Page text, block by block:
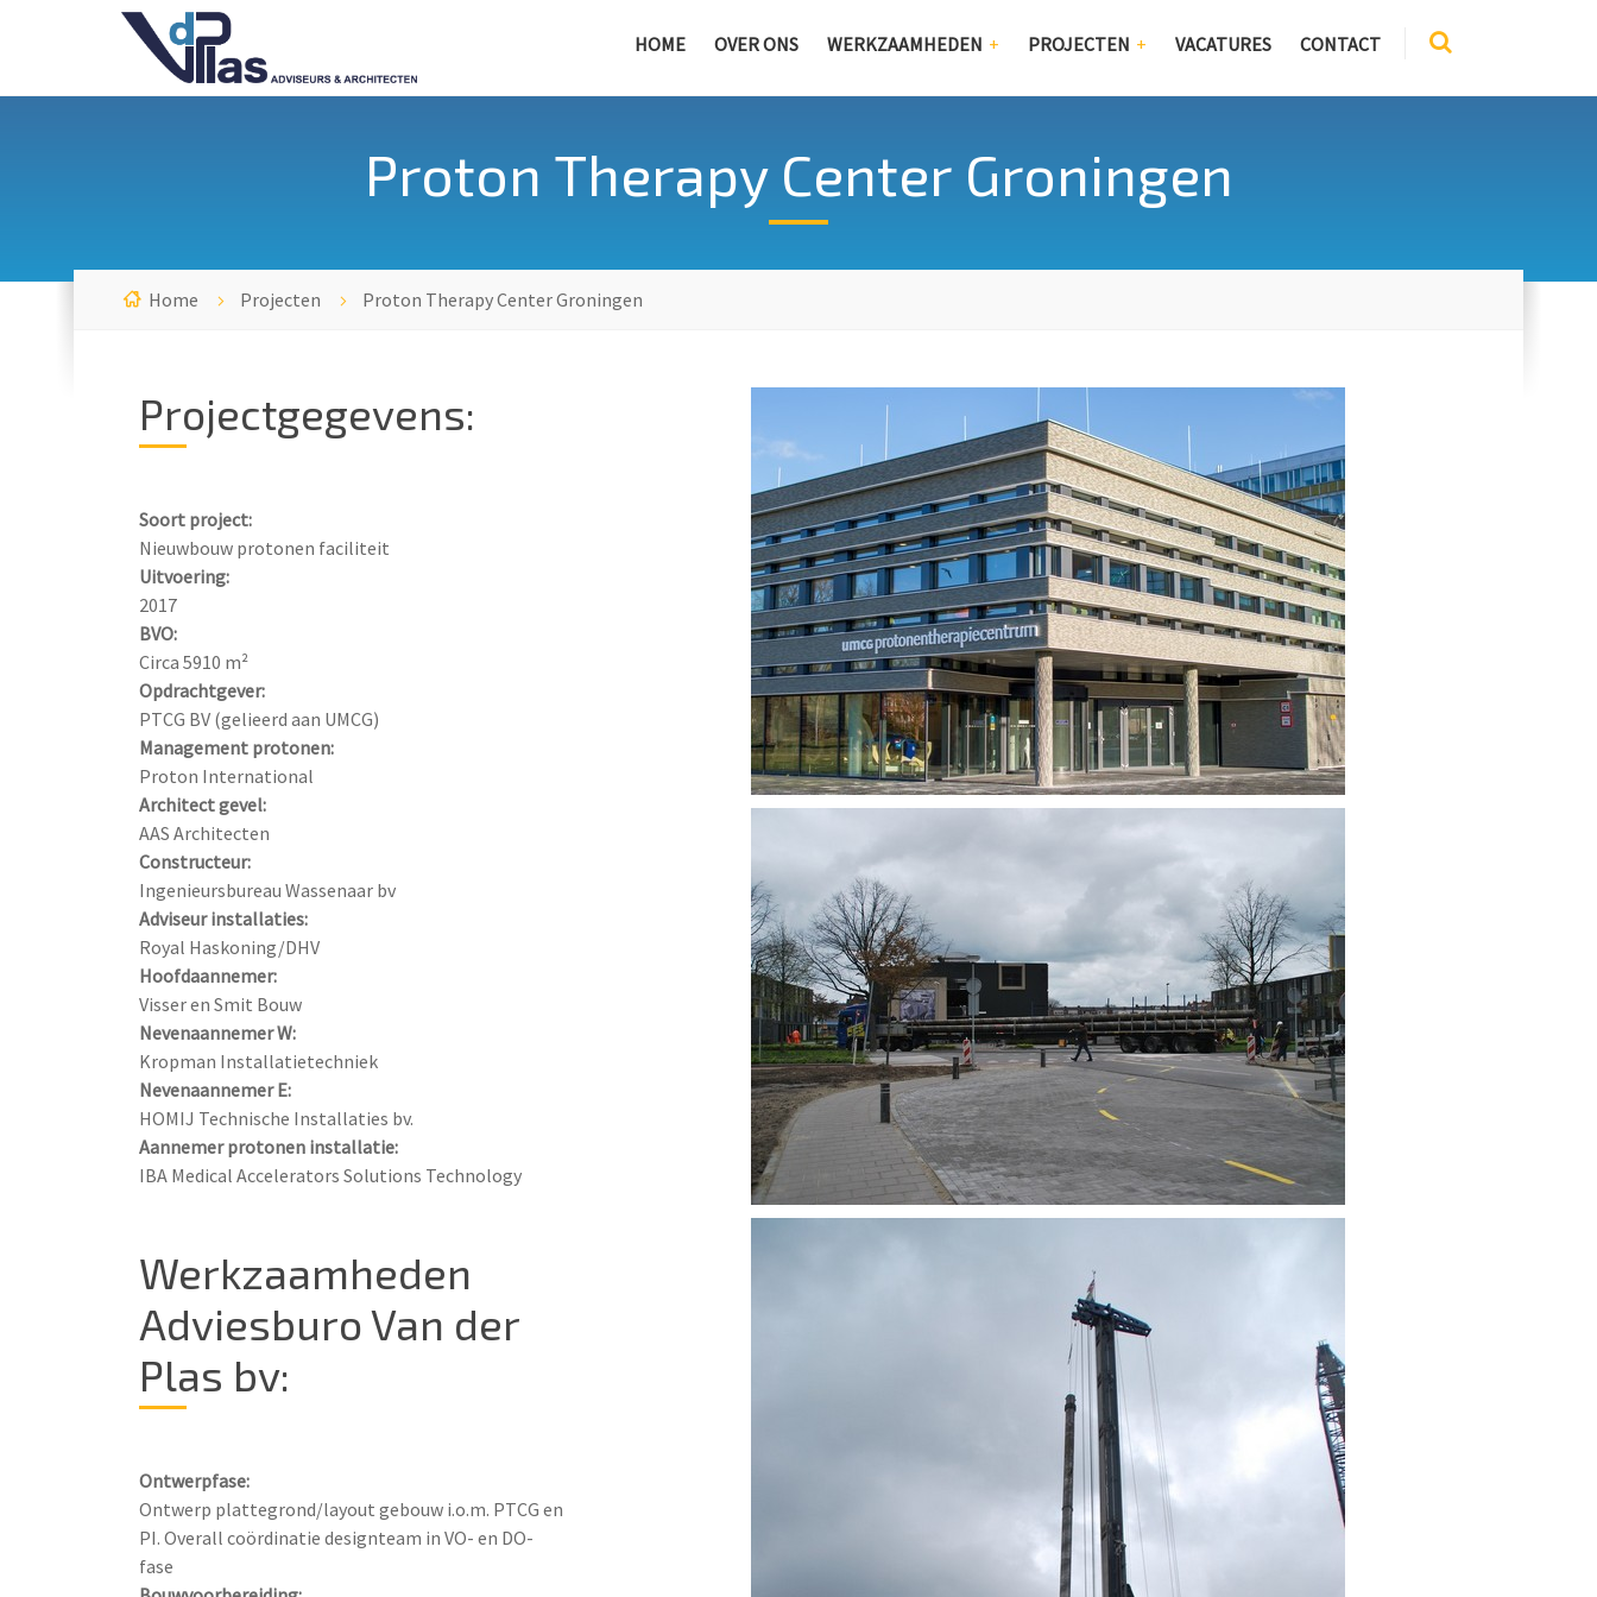
HOME OVER ONS WERKZAAMHEDEN PROJECTEN VACATURES CONTACT
Proton Therapy Center Groningen
Home Projecten Proton Therapy Center Groningen
Projectgegevens:
Soort project:
Uitvoering:
BVO:
Opdrachtgever:
Management protonen:
Architect gevel:
Constructeur:
Adviseur installaties:
Hoofdaannemer:
Nevenaannemer W:
Nevenaannemer E:
Aannemer protonen installatie:
IBA Medical Accelerators Solutions Technology
Werkzaamheden
Adviesburo Van der
Plas bv:
Ontwerpfase:
Ontwerp plattegrond/layout gebouw i.o.m. PTCG en
PI. Overall coördinatie designteam in VO- en DO-